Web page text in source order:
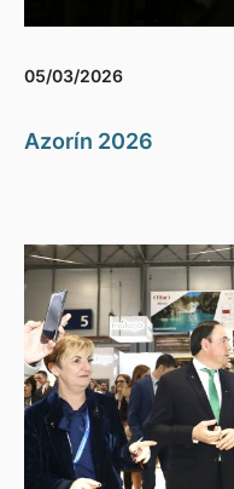
05/03/2026
Azorín 2026